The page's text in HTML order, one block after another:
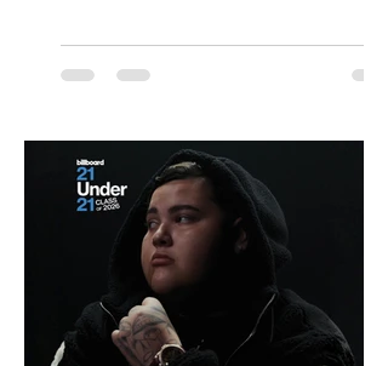
agosto, el Parque Arena Temuco será
escenario de una noche dedicada al indie
banda que llegará a la capital de La
Araucanía para ofrecer un show cargado
de energía, guitarras y canciones que han
marcado su breve pero exitosa trayectoria.